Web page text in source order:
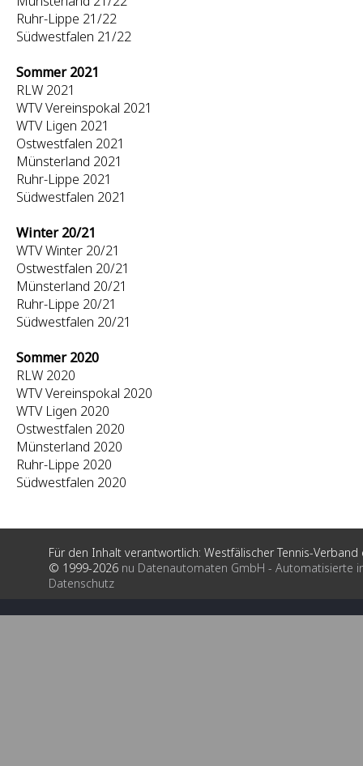
Ruhr-Lippe 21/22
Südwestfalen 21/22
Sommer 2021
RLW 2021
WTV Vereinspokal 2021
WTV Ligen 2021
Ostwestfalen 2021
Münsterland 2021
Ruhr-Lippe 2021
Südwestfalen 2021
Winter 20/21
WTV Winter 20/21
Ostwestfalen 20/21
Münsterland 20/21
Ruhr-Lippe 20/21
Südwestfalen 20/21
Sommer 2020
RLW 2020
WTV Vereinspokal 2020
WTV Ligen 2020
Ostwestfalen 2020
Münsterland 2020
Ruhr-Lippe 2020
Südwestfalen 2020
Für den Inhalt verantwortlich: Westfälischer Tennis-Verband
© 1999-2026 nu Datenautomaten GmbH - Automatisierte
Datenschutz